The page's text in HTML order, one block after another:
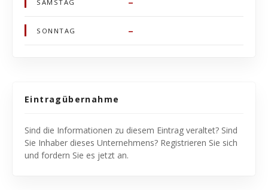
SAMSTAG
SONNTAG –
Eintragübernahme
Sind die Informationen zu diesem Eintrag veraltet? Sind
Sie Inhaber dieses Unternehmens? Registrieren Sie sich
und fordern Sie es jetzt an.